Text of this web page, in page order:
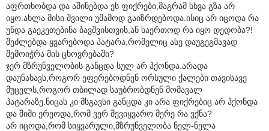
აფრთხობდა და აშინებდა ეს ფიქრები,მაგრამ სხვა გზა არ
იყო.ახლა მისი შვილი უმამოდ გაიზრდებოდა.ისიც არ იცოდა რა
უნდა გაეკეთებინა ბავშვისთვის,ან საერთოდ რა იყო დედობა?!
შეძლებდა ყვარებოდა პატარა,რომელიც ასე დაუგეგმავად
შემოიჭრა მის ცხოვრებაში?
ჯერ მზრუნველობის განცდა სულ არ ჰქონდა.არადა
დაუნახავს,როგორ ეფერებოდნენ ორსული ქალები თავისავე
მუცელს,როგორ თბილად საუბრობდნენ მომავალ
პატარაზე.ნიცას კი მსგავსი განცდა კი არა ფიქრებიც არ ჰქონდა
და შიში ერეოდა,რომ ვერ შევიყვარო მერე რა ვქნა?
არ იცოდა,რომ სიყვარული,მზრუნველობა ნელ-ნელა